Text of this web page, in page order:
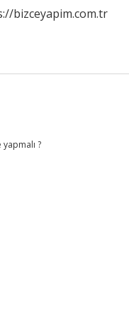
bizceyapim.com.tr
?